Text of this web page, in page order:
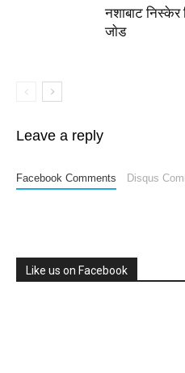
नशाबाट निस्केर
जाेड
Leave a reply
Facebook Comments Disqus
Like us on Facebook